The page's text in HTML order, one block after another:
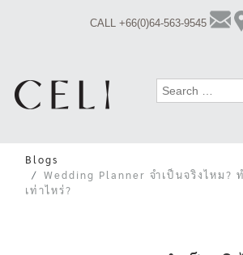
CALL +66(0)64-563-9545
Search
Blogs
Wedding Planner จำเป็นจริงไหม?
เท่าไหร่?